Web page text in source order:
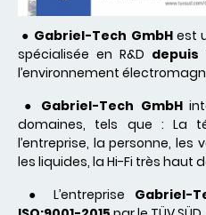
● Gabriel-Tech GmbHest
spécialisée en R&D depuis
l’environnement
● Gabriel-Tech GmbH
domaines, tels que : La
l’entreprise, la personne, les
les liquides, la Hi-Fi très haut
● L’entreprise Gabriel-